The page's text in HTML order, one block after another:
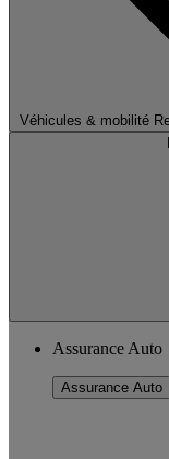
Véhicules & mobilité
Assurance Auto
Assurance Auto